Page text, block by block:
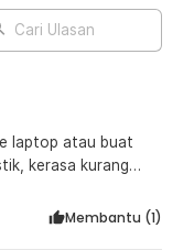
Cari Ulasan
laptop atau buat
Membantu (1)